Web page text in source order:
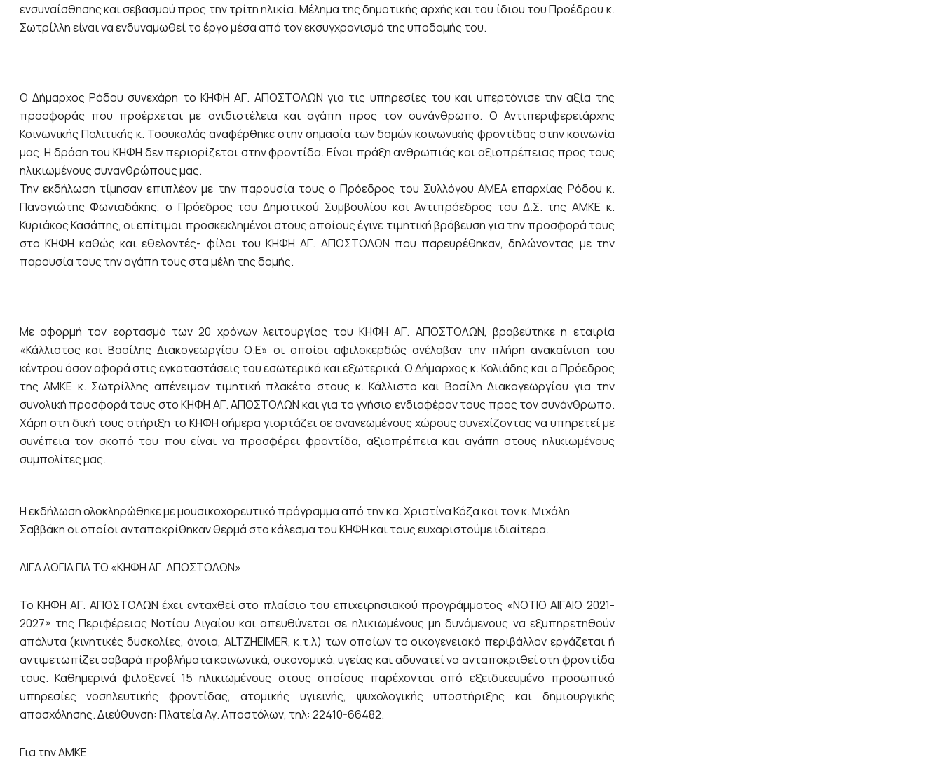
ενσυναίσθησης και σεβασμού προς την τρίτη ηλικία. Μέλημα της δημοτικής αρχής και του ίδιου του Προέδρου κ.
Σωτρίλλη είναι να ενδυναμωθεί το έργο μέσα από τον εκσυγχρονισμό της υποδομής του.
Ο Δήμαρχος Ρόδου συνεχάρη το ΚΗΦΗ ΑΓ. ΑΠΟΣΤΟΛΩΝ για τις υπηρεσίες του και υπερτόνισε την αξία της
προσφοράς που προέρχεται με ανιδιοτέλεια και αγάπη προς τον συνάνθρωπο. Ο Αντιπεριφερειάρχης
Κοινωνικής Πολιτικής κ. Τσουκαλάς αναφέρθηκε στην σημασία των δομών κοινωνικής φροντίδας στην κοινωνία
μας. Η δράση του ΚΗΦΗ δεν περιορίζεται στην φροντίδα. Είναι πράξη ανθρωπιάς και αξιοπρέπειας προς τους
ηλικιωμένους συνανθρώπους μας.
Την εκδήλωση τίμησαν επιπλέον με την παρουσία τους ο Πρόεδρος του Συλλόγου ΑΜΕΑ επαρχίας Ρόδου κ.
Παναγιώτης Φωνιαδάκης, ο Πρόεδρος του Δημοτικού Συμβουλίου και Αντιπρόεδρος του Δ.Σ. της ΑΜΚΕ κ.
Κυριάκος Κασάπης, οι επίτιμοι προσκεκλημένοι στους οποίους έγινε τιμητική βράβευση για την προσφορά τους
στο ΚΗΦΗ καθώς και εθελοντές- φίλοι του ΚΗΦΗ ΑΓ. ΑΠΟΣΤΟΛΩΝ που παρευρέθηκαν, δηλώνοντας με την
παρουσία τους την αγάπη τους στα μέλη της δομής.
Με αφορμή τον εορτασμό των 20 χρόνων λειτουργίας του ΚΗΦΗ ΑΓ. ΑΠΟΣΤΟΛΩΝ, βραβεύτηκε η εταιρία
«Κάλλιστος και Βασίλης Διακογεωργίου Ο.Ε» οι οποίοι αφιλοκερδώς ανέλαβαν την πλήρη ανακαίνιση του
κέντρου όσον αφορά στις εγκαταστάσεις του εσωτερικά και εξωτερικά. Ο Δήμαρχος κ. Κολιάδης και ο Πρόεδρος
της ΑΜΚΕ κ. Σωτρίλλης απένειμαν τιμητική πλακέτα στους κ. Κάλλιστο και Βασίλη Διακογεωργίου για την
συνολική προσφορά τους στο ΚΗΦΗ ΑΓ. ΑΠΟΣΤΟΛΩΝ και για το γνήσιο ενδιαφέρον τους προς τον συνάνθρωπο.
Χάρη στη δική τους στήριξη το ΚΗΦΗ σήμερα γιορτάζει σε ανανεωμένους χώρους συνεχίζοντας να υπηρετεί με
συνέπεια τον σκοπό του που είναι να προσφέρει φροντίδα, αξιοπρέπεια και αγάπη στους ηλικιωμένους
συμπολίτες μας.
Η εκδήλωση ολοκληρώθηκε με μουσικοχορευτικό πρόγραμμα από την κα. Χριστίνα Κόζα και τον κ. Μιχάλη
Σαββάκη οι οποίοι ανταποκρίθηκαν θερμά στο κάλεσμα του ΚΗΦΗ και τους ευχαριστούμε ιδιαίτερα.
ΛΙΓΑ ΛΟΓΙΑ ΓΙΑ ΤΟ «ΚΗΦΗ ΑΓ. ΑΠΟΣΤΟΛΩΝ»
Το ΚΗΦΗ ΑΓ. ΑΠΟΣΤΟΛΩΝ έχει ενταχθεί στο πλαίσιο του επιχειρησιακού προγράμματος «ΝΟΤΙΟ ΑΙΓΑΙΟ 2021-
2027» της Περιφέρειας Νοτίου Αιγαίου και απευθύνεται σε ηλικιωμένους μη δυνάμενους να εξυπηρετηθούν
απόλυτα (κινητικές δυσκολίες, άνοια, ALTZHEIMER, κ.τ.λ) των οποίων το οικογενειακό περιβάλλον εργάζεται ή
αντιμετωπίζει σοβαρά προβλήματα κοινωνικά, οικονομικά, υγείας και αδυνατεί να ανταποκριθεί στη φροντίδα
τους. Καθημερινά φιλοξενεί 15 ηλικιωμένους στους οποίους παρέχονται από εξειδικευμένο προσωπικό
υπηρεσίες νοσηλευτικής φροντίδας, ατομικής υγιεινής, ψυχολογικής υποστήριξης και δημιουργικής
απασχόλησης. Διεύθυνση: Πλατεία Αγ. Αποστόλων, τηλ: 22410-66482.
Για την ΑΜΚΕ